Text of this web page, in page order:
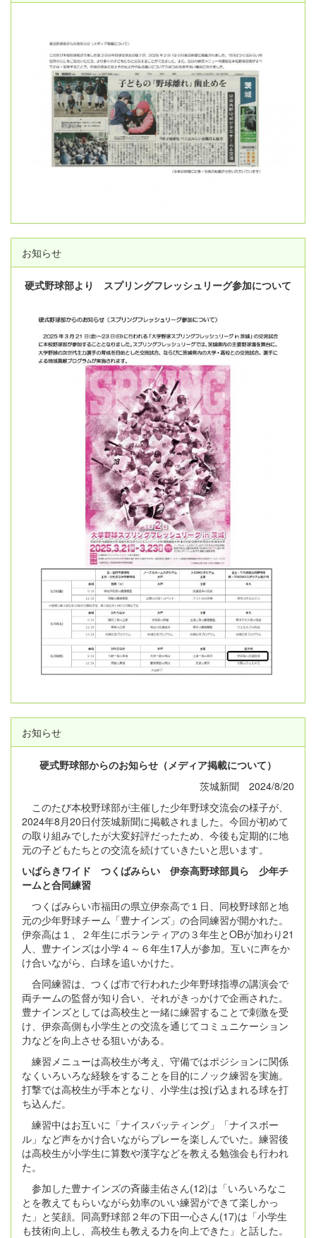
お知らせ
硬式野球部より スプリングフレッシュリーグ参加について
お知らせ
硬式野球部からのお知らせ（メディア掲載について）
茨城新聞 2024/8/20
このたび本校野球部が主催した少年野球交流会の様子が、
2024年8月20日付茨城新聞に掲載されました。今回が初めて
の取り組みでしたが大変好評だったため、今後も定期的に地
元の子どもたちとの交流を続けていきたいと思います。
いばらきワイド つくばみらい 伊奈高野球部員ら 少年チ
ームと合同練習
つくばみらい市福田の県立伊奈高で１日、同校野球部と地
元の少年野球チーム「豊ナインズ」の合同練習が開かれた。
伊奈高は１、２年生にボランティアの３年生とOBが加わり21
人、豊ナインズは小学４～６年生17人が参加。互いに声をか
け合いながら、白球を追いかけた。
合同練習は、つくば市で行われた少年野球指導の講演会で
両チームの監督が知り合い、それがきっかけで企画された。
豊ナインズとしては高校生と一緒に練習することで刺激を受
け、伊奈高側も小学生との交流を通じてコミュニケーション
力などを向上させる狙いがある。
練習メニューは高校生が考え、守備ではポジションに関係
なくいろいろな経験をすることを目的にノック練習を実施。
打撃では高校生が手本となり、小学生は投げ込まれる球を打
ち込んだ。
練習中はお互いに「ナイスバッティング」「ナイスボー
ル」など声をかけ合いながらプレーを楽しんでいた。練習後
は高校生が小学生に算数や漢字などを教える勉強会も行われ
た。
参加した豊ナインズの斉藤圭佑さん(12)は「いろいろなこ
とを教えてもらいながら効率のいい練習ができて楽しかっ
た」と笑顔。同高野球部２年の下田一心さん(17)は「小学生
も技術向上し、高校生も教える力を向上できた」と話した。